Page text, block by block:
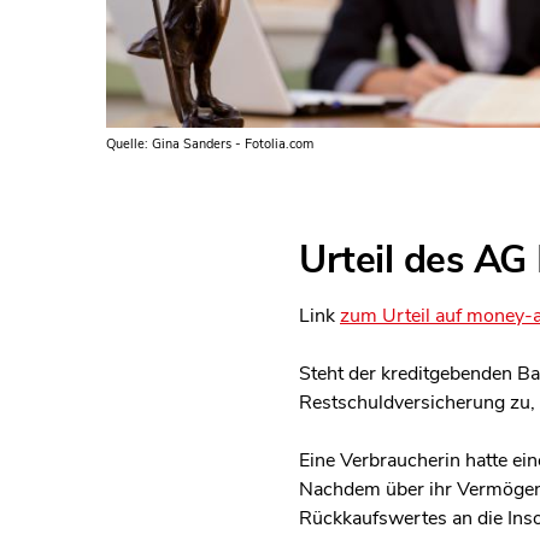
Quelle: Gina Sanders - Fotolia.com
Urteil des
Linkzum Urteil auf money-
Steht der kreditgebenden
Restschuldversicherung
Eine Verbraucherin hatte
Nachdem über ihr
Rückkaufswertes an die